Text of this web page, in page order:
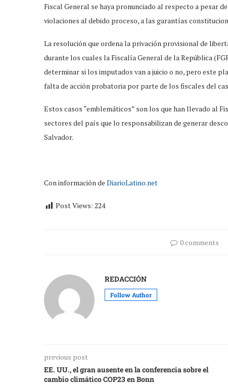
Fiscal General se haya pronunciado al respecto a pesar
violaciones al debido proceso, a las garantías
La resolución que ordena la privación provisional de
durante los cuales la Fiscalía General de la República
determinar si los imputados van a juicio o no, pero este
falta de acción probatoria por parte de los fiscales del
Estos casos “emblemáticos” son los que han llevado al
sectores del país que lo responsabilizan de generar
Salvador.
Con información de DiarioLatino.net
Post Views: 224
0 comments
REDACCIÓN
Follow Author
previous post
EE. UU., el gran ausente en la conferencia sobre el
cambio climático COP23 en Bonn